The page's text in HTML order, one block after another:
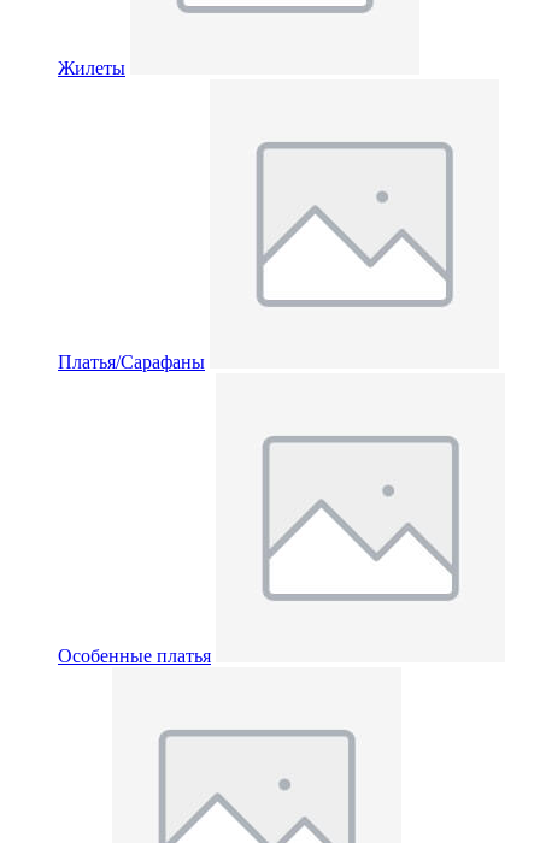
Жилеты
Платья/Сарафаны
Особенные платья